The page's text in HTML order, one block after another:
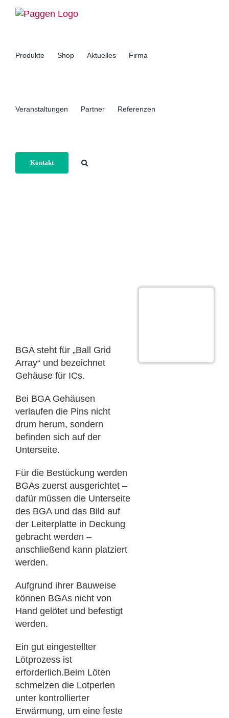
Zum
Inhalt
Produkte Shop Aktuelles Firma
Veranstaltungen Partner Referenzen
Kontakt
BGA steht für „Ball Grid
Array“ und bezeichnet
Gehäuse für ICs.
Bei BGA Gehäusen
verlaufen die Pins nicht
drum herum, sondern
befinden sich auf der
Unterseite.
Für die Bestückung werden
BGAs zuerst ausgerichtet –
dafür müssen die Unterseite
des BGA und das Bild auf
der Leiterplatte in Deckung
gebracht werden –
anschließend kann platziert
werden.
Aufgrund ihrer Bauweise
können BGAs nicht von
Hand gelötet und befestigt
werden.
Ein gut eingestellter
Lötprozess ist
erforderlich.Beim Löten
schmelzen die Lotperlen
unter kontrollierter
Erwärmung, um eine feste